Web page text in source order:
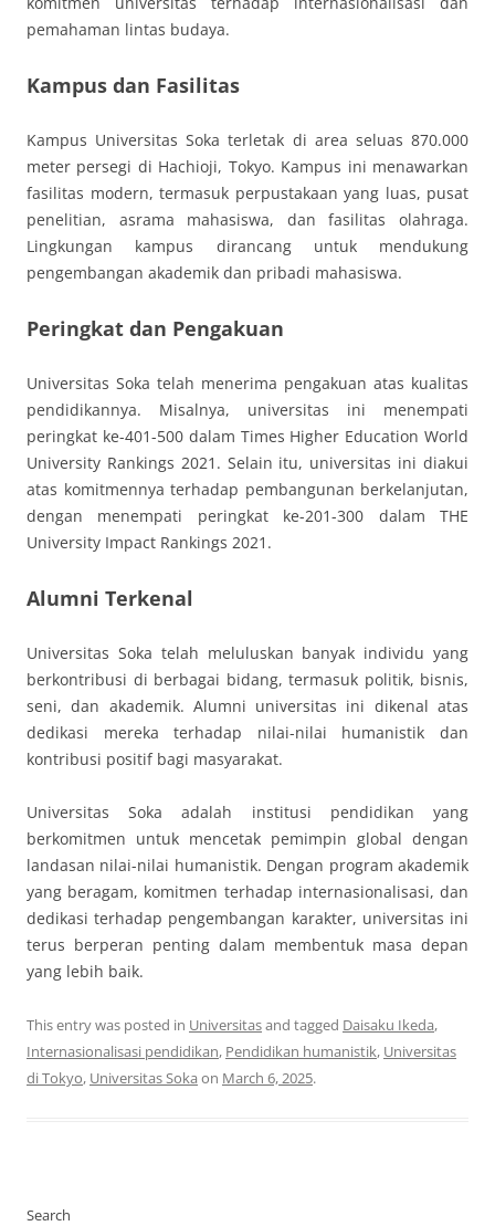
pemahaman lintas budaya.
Kampus dan Fasilitas
Kampus Universitas Soka terletak di area seluas 870.000
meter persegi di Hachioji, Tokyo. Kampus ini menawarkan
fasilitas modern, termasuk perpustakaan yang luas, pusat
penelitian, asrama mahasiswa, dan fasilitas olahraga.
Lingkungan kampus dirancang untuk mendukung
pengembangan akademik dan pribadi mahasiswa.
Peringkat dan Pengakuan
Universitas Soka telah menerima pengakuan atas kualitas
pendidikannya. Misalnya, universitas ini menempati
peringkat ke-401-500 dalam Times Higher Education World
University Rankings 2021. Selain itu, universitas ini diakui
atas komitmennya terhadap pembangunan berkelanjutan,
dengan menempati peringkat ke-201-300 dalam THE
University Impact Rankings 2021.
Alumni Terkenal
Universitas Soka telah meluluskan banyak individu yang
berkontribusi di berbagai bidang, termasuk politik, bisnis,
seni, dan akademik. Alumni universitas ini dikenal atas
dedikasi mereka terhadap nilai-nilai humanistik dan
kontribusi positif bagi masyarakat.
Universitas Soka adalah institusi pendidikan yang
berkomitmen untuk mencetak pemimpin global dengan
landasan nilai-nilai humanistik. Dengan program akademik
yang beragam, komitmen terhadap internasionalisasi, dan
dedikasi terhadap pengembangan karakter, universitas ini
terus berperan penting dalam membentuk masa depan
yang lebih baik.
This entry was posted in Universitasand tagged Daisaku Ikeda,
Internasionalisasi pendidikan, Pendidikan humanistik, Universitas
di Tokyo, Universitas Soka on March 6, 2025.
Search